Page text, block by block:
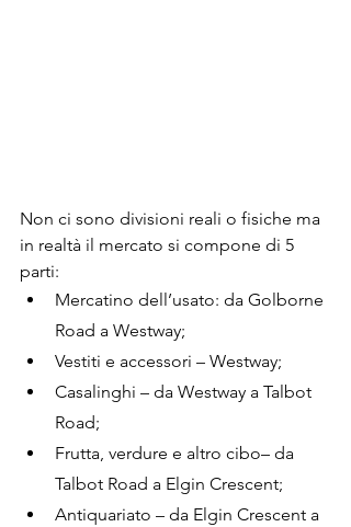
Non ci sono divisioni reali o fisiche ma
in realtà il mercato si compone di 5
parti:
Mercatino dell’usato: da Golborne
Road a Westway;
Vestiti e accessori – Westway;
Casalinghi – da Westway a Talbot
Road;
Frutta, verdure e altro cibo– da
Talbot Road a Elgin Crescent;
Antiquariato – da Elgin Crescent a